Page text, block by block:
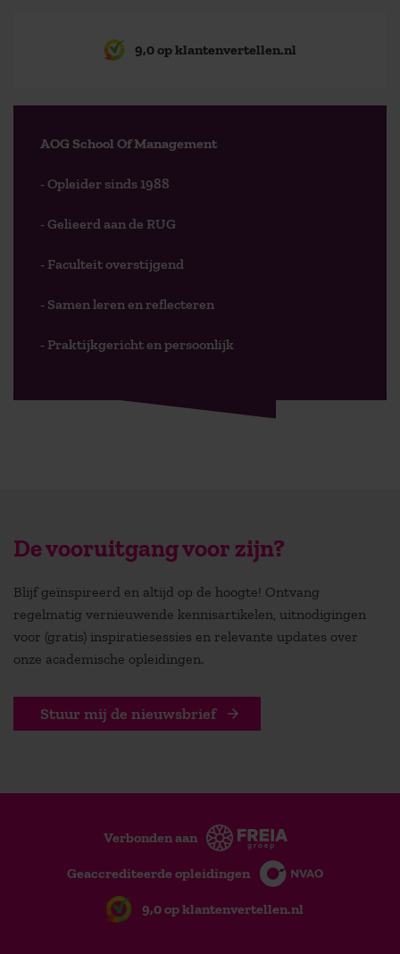
9,0 op klantenvertellen.nl
AOG School Of Management
- Opleider sinds 1988
- Gelieerd aan de RUG
- Faculteit overstijgend
- Samen leren en reflecteren
- Praktijkgericht en persoonlijk
De vooruitgang voor zijn?
Blijf geïnspireerd en altijd op de hoogte! Ontvang
regelmatig vernieuwende kennisartikelen, uitnodigingen
voor (gratis) inspiratiesessies en relevante updates over
onze academische opleidingen.
Stuur mij de nieuwsbrief
Verbonden aan
Geaccrediteerde opleidingen
9,0 op klantenvertellen.nl